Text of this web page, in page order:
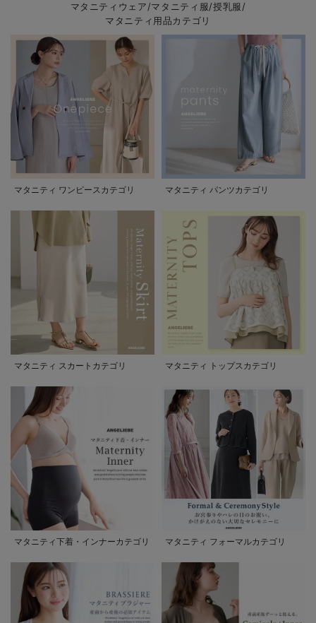
マタニティウェア/マタニティ服/授乳服/
マタニティ用品カテゴリ
マタニティ ワンピースカテゴリ マタニティ パンツカテゴリ
マタニティ スカートカテゴリ マタニティ トップスカテゴリ
マタニティ下着・インナーカテゴリ マタニティ フォーマルカテゴリ